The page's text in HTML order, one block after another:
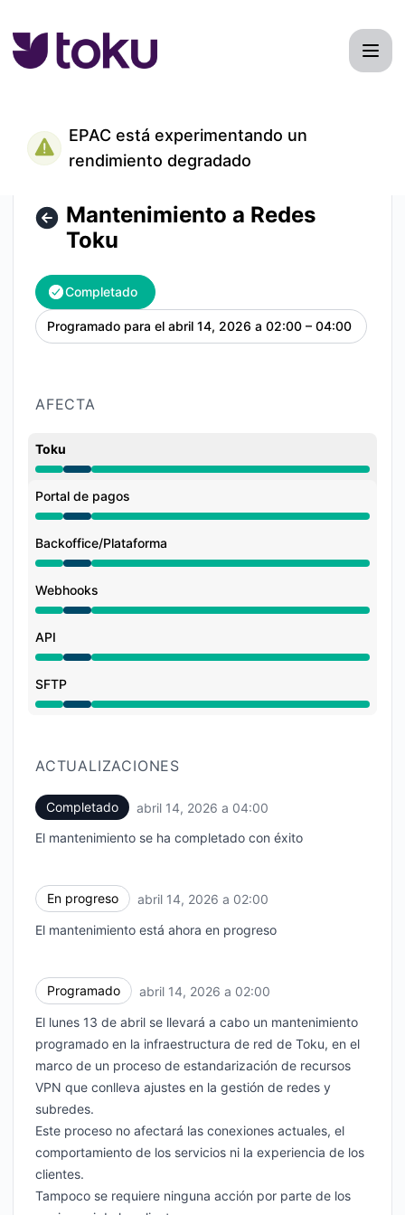
EPAC está experimentando un
rendimiento degradado
Mantenimiento a Redes
Toku
Completado
Programado para el abril 14, 2026 a 02:00 – 04:00 UTC
AFECTA
Toku
Mantenimiento de 2:00 AM a 4:00 AM
Portal de pagos
Mantenimiento de 2:00 AM a 4:00 AM
Backoffice/Plataforma
Mantenimiento de 2:00 AM a 4:00 AM
Webhooks
Mantenimiento de 2:00 AM a 4:00 AM
API
Mantenimiento de 2:00 AM a 4:00 AM
SFTP
Mantenimiento de 2:00 AM a 4:00 AM
ACTUALIZACIONES
Completado abril 14, 2026 a 04:00
El mantenimiento se ha completado con éxito
En progreso abril 14, 2026 a 02:00
El mantenimiento está ahora en progreso
Programado abril 14, 2026 a 02:00
El lunes 13 de abril se llevará a cabo un mantenimiento
programado en la infraestructura de red de Toku, en el
marco de un proceso de estandarización de recursos
VPN que conlleva ajustes en la gestión de redes y
subredes.
Este proceso no afectará las conexiones actuales, el
comportamiento de los servicios ni la experiencia de los
clientes.
Tampoco se requiere ninguna acción por parte de los